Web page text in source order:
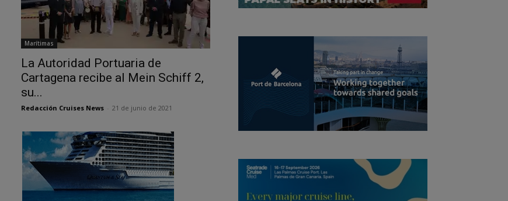
Marítimas
La Autoridad Portuaria de
Cartagena recibe al Mein Schiff 2,
su...
Redacción Cruises News 21 de junio de 2021